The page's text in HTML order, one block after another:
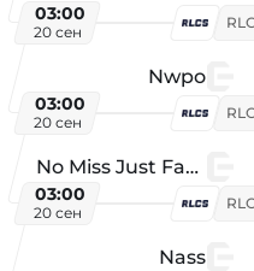
03:00
20 сен
Nwpo
03:00
20 сен
No Miss Just Fake
03:00
20 сен
Nass